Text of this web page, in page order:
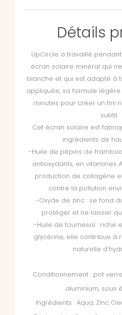
Détails
UpCircle a travaillé
écran solaire minéral qui
blanche et qui est adapté à
appliquée, sa formule
minutes pour créer un fini
subtil.
Cet écran solaire est
ingrédients de
-Huile de pépins de
antioxydants, en vitamines
production de collagène
contre la pollution
-Oxyde de zinc : se fond
protéger et ne laisser
-Huile de tournesol : riche
glycérine, elle contribue à
naturelle
Conditionnement : pot
aluminium, sous
Ingrédients : Aqua, Zinc